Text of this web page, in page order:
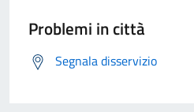
Problemi in città
Segnala disservizio